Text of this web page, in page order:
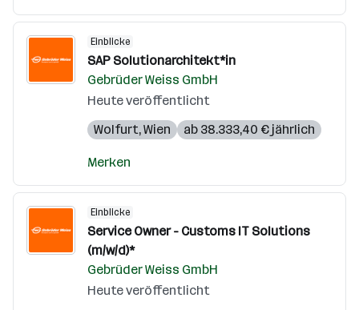
Einblicke
SAP Solutionarchitekt*in
Gebrüder Weiss GmbH
Heute veröffentlicht
Wolfurt,Wien ab 38.333,40 € jährlich
Merken
Einblicke
Service Owner - Customs IT Solutions
(m/w/d)*
Gebrüder Weiss GmbH
Heute veröffentlicht